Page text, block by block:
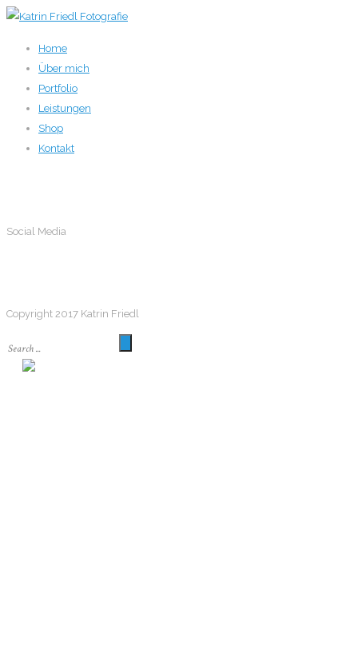
Home
Über mich
Portfolio
Leistungen
Shop
Kontakt
Social Media
Copyright 2017 Katrin Friedl